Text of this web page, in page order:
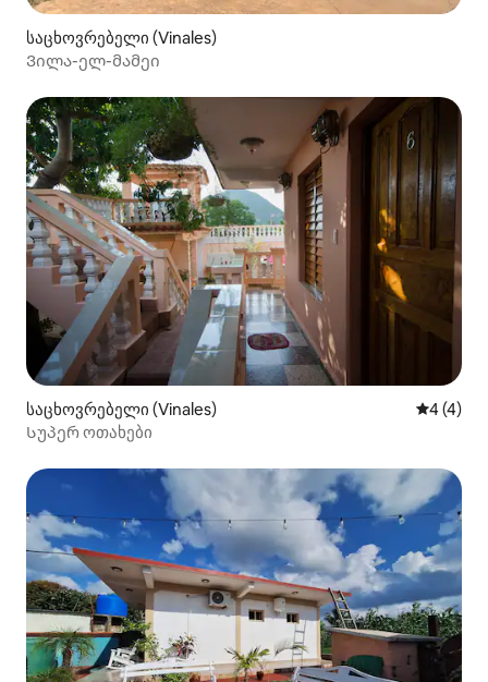
საცხოვრებელი (Vinales)
Ვილა-ელ-მამეი
საცხოვრებელი (Vinales) საშუალო
4 (4)
Სუპერ ოთახები